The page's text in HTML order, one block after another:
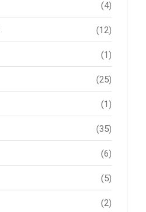
(4)
(12)
(1)
(25)
(1)
(35)
(6)
(5)
(2)